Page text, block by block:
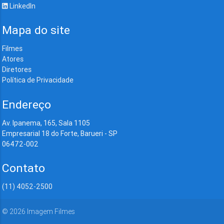
LinkedIn
Mapa do site
Filmes
Atores
Diretores
Política de Privacidade
Endereço
Av. Ipanema, 165, Sala 1105
Empresarial 18 do Forte, Barueri - SP
06472-002
Contato
(11) 4052-2500
© 2026 Imagem Filmes